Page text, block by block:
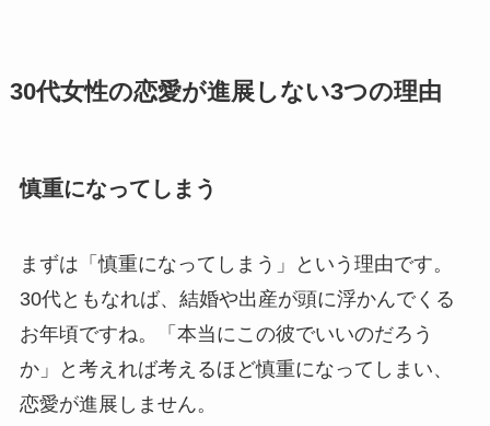
30代女性の恋愛が進展しない3つの理由
慎重になってしまう
まずは「慎重になってしまう」という理由です。
30代ともなれば、結婚や出産が頭に浮かんでくる
お年頃ですね。「本当にこの彼でいいのだろう
か」と考えれば考えるほど慎重になってしまい、
恋愛が進展しません。